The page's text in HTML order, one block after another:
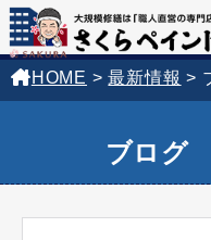
HOME >最新情報 >
ブログ